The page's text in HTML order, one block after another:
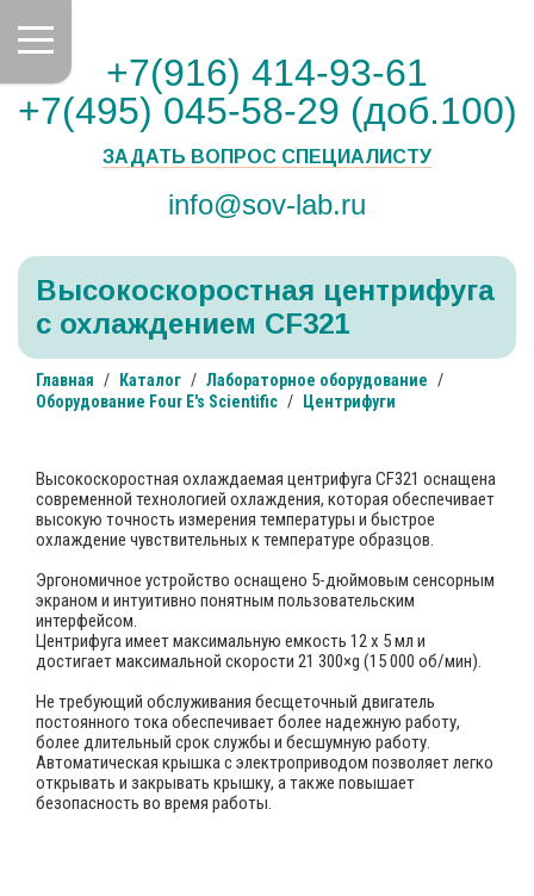
+7(916) 414-93-61
+7(495) 045-58-29 (доб.100)
ЗАДАТЬ ВОПРОС СПЕЦИАЛИСТУ
info@sov-lab.ru
Высокоскоростная центрифуга
с охлаждением CF321
Главная Каталог
Лабораторное оборудование
Оборудование Four E's Scientific
Центрифуги
Высокоскоростная охлаждаемая центрифуга CF321 оснащена
современной технологией охлаждения, которая обеспечивает
высокую точность измерения температуры и быстрое
охлаждение чувствительных к температуре образцов.
Эргономичное устройство оснащено 5-дюймовым сенсорным
экраном и интуитивно понятным пользовательским
интерфейсом.
Центрифуга имеет максимальную емкость 12 x 5 мл и
достигает максимальной скорости 21 300×g (15 000 об/мин).
Не требующий обслуживания бесщеточный двигатель
постоянного тока обеспечивает более надежную работу,
более длительный срок службы и бесшумную работу.
Автоматическая крышка с электроприводом позволяет легко
открывать и закрывать крышку, а также повышает
безопасность во время работы.